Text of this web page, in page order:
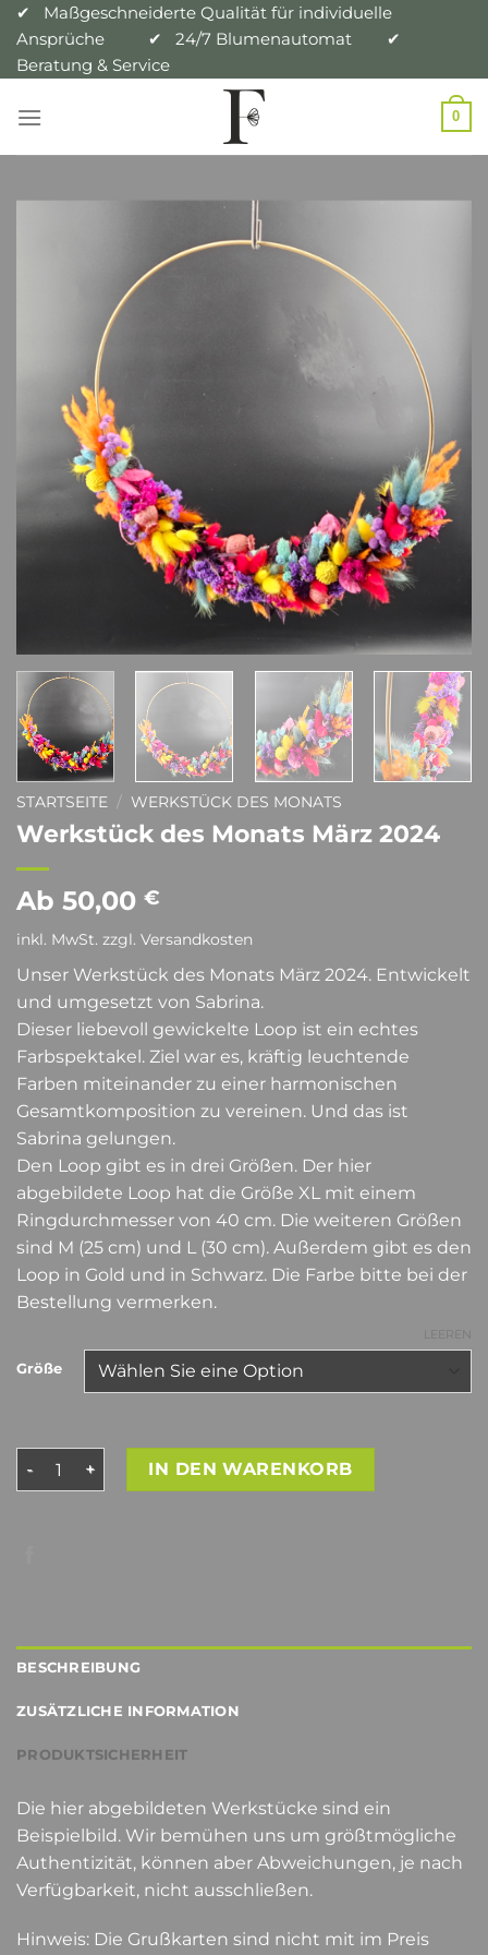
Zum
Inhalt
springen
✔ Maßgeschneiderte Qualität für individuelle
Ansprüche ✔ 24/7 Blumenautomat ✔
Beratung & Service
0
STARTSEITE / WERKSTÜCK DES MONATS
Werkstück des Monats März 2024
Ab 50,00 €
inkl. MwSt. zzgl. Versandkosten
Unser Werkstück des Monats März 2024. Entwickelt
und umgesetzt von Sabrina.
Dieser liebevoll gewickelte Loop ist ein echtes
Farbspektakel. Ziel war es, kräftig leuchtende
Farben miteinander zu einer harmonischen
Gesamtkomposition zu vereinen. Und das ist
Sabrina gelungen.
Den Loop gibt es in drei Größen. Der hier
abgebildete Loop hat die Größe XL mit einem
Ringdurchmesser von 40 cm. Die weiteren Größen
sind M (25 cm) und L (30 cm). Außerdem gibt es den
Loop in Gold und in Schwarz. Die Farbe bitte bei der
Bestellung vermerken.
Größe
LEEREN
Werkstück des Monats März 2024 Menge
IN DEN WARENKORB
BESCHREIBUNG
ZUSÄTZLICHE INFORMATION
PRODUKTSICHERHEIT
Die hier abgebildeten Werkstücke sind ein
Beispielbild. Wir bemühen uns um größtmögliche
Authentizität, können aber Abweichungen, je nach
Verfügbarkeit, nicht ausschließen.
Hinweis: Die Grußkarten sind nicht mit im Preis